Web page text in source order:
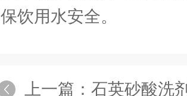
保饮用水安全。
上一篇： 石英砂酸洗